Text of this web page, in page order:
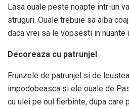
Lasa ouale peste noapte intr-un
struguri. Ouale trebuie sa aiba
daca vrei sa le vopsesti in nuante
Decoreaza cu patrunjel
Frunzele de patrunjel si de
impodobeasca si ele ouale de
cu ulei pe oul fierbinte, dupa care